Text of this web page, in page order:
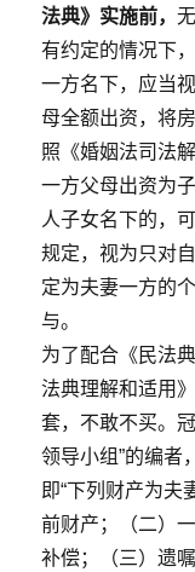
法典》实施前，
有约定的情况下
一方名下，应当
母全额出资，将
照《婚姻法司法
一方父母出资为
人子女名下的，
规定，视为只对
定为夫妻一方的
与。
为了配合《民法
法典理解和适用
套，不敢不买。
领导小组”的编者
即“下列财产为
前财产；（二）
补偿；（三）遗